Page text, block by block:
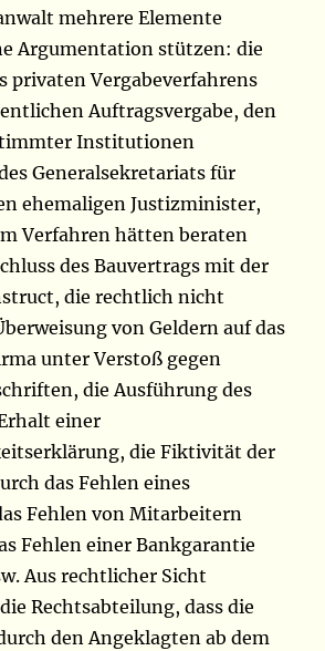
mehrere Elemente
Argumentation stützen: die
privaten Vergabeverfahrens
Auftragsvergabe, den
Institutionen
Generalsekretariats für
ehemaligen Justizminister,
Verfahren hätten beraten
des Bauvertrags mit der
die rechtlich nicht
von Geldern auf das
unter Verstoß gegen
die Ausführung des
einer
die Fiktivität der
das Fehlen eines
Fehlen von Mitarbeitern
Fehlen einer Bankgarantie
Aus rechtlicher Sicht
Rechtsabteilung, dass die
den Angeklagten ab dem